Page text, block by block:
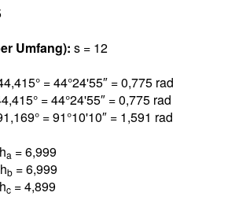
Umfang): s = 12
5° = 44°24'55″ = 0,775 rad
5° = 44°24'55″ = 0,775 rad
9° = 91°10'10″ = 1,591 rad
ha = 6,999
hb = 6,999
hc = 4,899